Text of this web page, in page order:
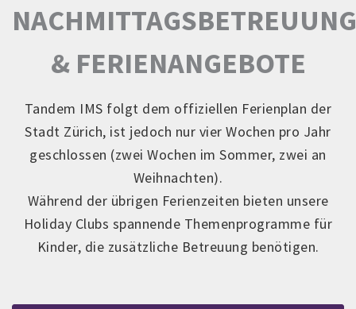
NACHMITTAGSBETREUUNG
& FERIENANGEBOTE
Tandem IMS folgt dem offiziellen Ferienplan der
Stadt Zürich, ist jedoch nur vier Wochen pro Jahr
geschlossen (zwei Wochen im Sommer, zwei an
Weihnachten).
Während der übrigen Ferienzeiten bieten unsere
Holiday Clubs spannende Themenprogramme für
Kinder, die zusätzliche Betreuung benötigen.